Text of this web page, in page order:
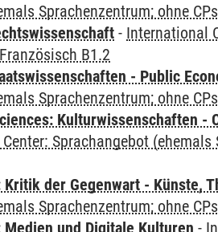
Sprachenzentrum; ohne
- International
Französisch B1.2
- Public
Sprachenzentrum; ohne
Kulturwissenschaften -
Sprachangebot (ehemals
der Gegenwart - Künste,
Sprachenzentrum; ohne
und Digitale Kulturen -